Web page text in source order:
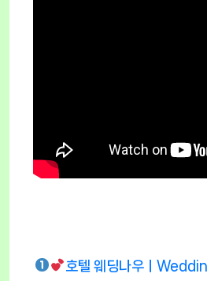
호텔 웨딩나우ㅣ